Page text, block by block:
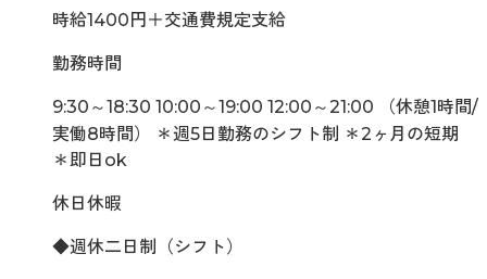
時給1400円＋交通費規定支給
勤務時間
9:30～18:30 10:00～19:00 12:00～21:00 （休憩1時間/
実働8時間） ＊週5日勤務のシフト制 ＊2ヶ月の短期
＊即日ok
休日休暇
◆週休二日制（シフト）